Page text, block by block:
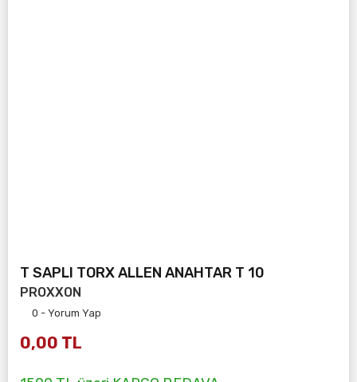
T SAPLI TORX ALLEN ANAHTAR T 10
PROXXON
0 - Yorum Yap
0,00 TL